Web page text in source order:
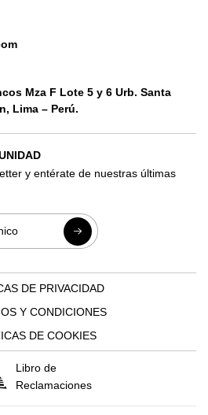
Mza F Lote 5 y 6 Urb. Santa
Lima – Perú.
y entérate de nuestras últimas
DE PRIVACIDAD
Y CONDICIONES
DE COOKIES
Libro de
Reclamaciones